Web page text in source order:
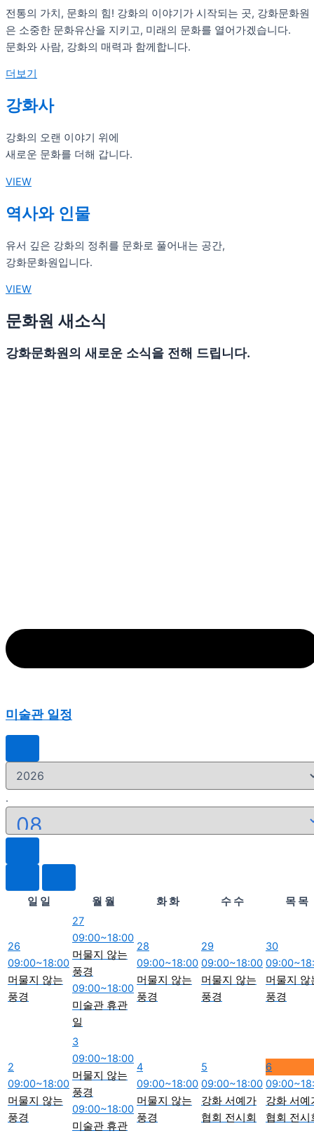
전통의 가치, 문화의 힘! 강화의 이야기가 시작되는 곳, 강화문화원
은 소중한 문화유산을 지키고, 미래의 문화를 열어가겠습니다.
문화와 사람, 강화의 매력과 함께합니다.
더보기
강화사
강화의 오랜 이야기 위에
새로운 문화를 더해 갑니다.
VIEW
역사와 인물
유서 깊은 강화의 정취를 문화로 풀어내는 공간,
강화문화원입니다.
VIEW
문화원 새소식
강화문화원의 새로운 소식을 전해 드립니다.
미술관 일정
.
일 일 월 월 화화 수 수 목 목
26
09:00~18:00
머물지 않는
풍경
27
09:00~18:00
머물지 않는
풍경
09:00~18:00
미술관 휴관
일
28
09:00~18:00
머물지 않는
풍경
29
09:00~18:00
머물지 않는
풍경
30
머물지 않
풍경
2
09:00~18:00
머물지 않는
풍경
3
09:00~18:00
머물지 않는
풍경
09:00~18:00
미술관 휴관
4
09:00~18:00
머물지 않는
풍경
5
09:00~18:00
강화 서예가
협회 전시회
6
강화 서예
협회 전시